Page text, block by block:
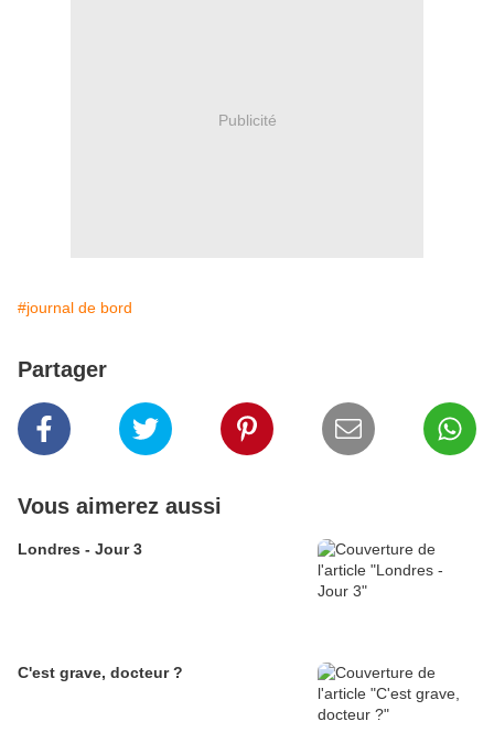
Publicité
#journal de bord
Partager
Vous aimerez aussi
Londres - Jour 3
C'est grave, docteur ?